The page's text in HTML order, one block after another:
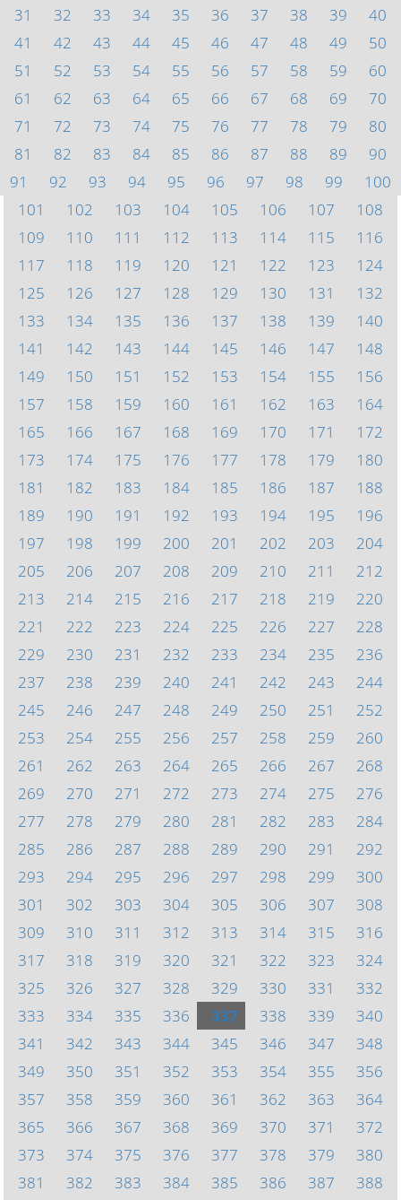
31
32 33 34 35 36 37 38 39
40
41
42 43 44 45 46 47 48 49
50
51
52 53 54 55 56 57 58 59
60
61
62 63 64 65 66 67 68 69
70
71
72 73 74 75 76 77 78 79
80
81
82 83 84 85 86 87 88 89
90
91
92 93 94 95 96 97 98 99
100
101
102 103 104 105 106 107
108
109
110 111 112 113 114 115
116
117
118 119 120 121 122 123
124
125
126 127 128 129 130 131
132
133
134 135 136 137 138 139
140
141
142 143 144 145 146 147
148
149
150 151 152 153 154 155
156
157
158 159 160 161 162 163
164
165
166 167 168 169 170 171
172
173
174 175 176 177 178 179
180
181
182 183 184 185 186 187
188
189
190 191 192 193 194 195
196
197
198 199 200 201 202 203
204
205
206 207 208 209 210 211
212
213
214 215 216 217 218 219
220
221
222 223 224 225 226 227
228
229
230 231 232 233 234 235
236
237
238 239 240 241 242 243
244
245
246 247 248 249 250 251
252
253
254 255 256 257 258 259
260
261
262 263 264 265 266 267
268
269
270 271 272 273 274 275
276
277
278 279 280 281 282 283
284
285
286 287 288 289 290 291
292
293
294 295 296 297 298 299
300
301
302 303 304 305 306 307
308
309
310 311 312 313 314 315
316
317
318 319 320 321 322 323
324
325
326 327 328 329 330 331
332
333
334 335 336 337 338 339
340
341
342 343 344 345 346 347
348
349
350 351 352 353 354 355
356
357
358 359 360 361 362 363
364
365
366 367 368 369 370 371
372
373
374 375 376 377 378 379
380
381
382 383 384 385 386 387 388